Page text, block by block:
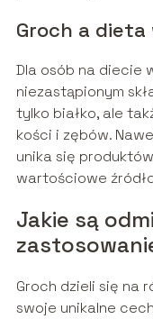
Groch a
Dla osób na diecie
niezastąpionym
tylko białko, ale
kości i zębów.
unika się
wartościowe
Jakie są
Groch dzieli się na
swoje unikalne